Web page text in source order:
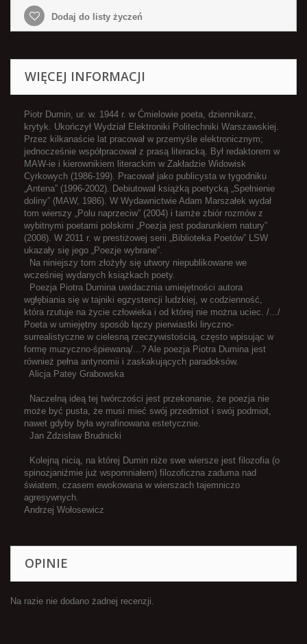
Dodaj do listy życzeń
WIĘCEJ INFORMACJI
Piotr Dumin, ur. w. 1944 r. w Ćmielowie poeta, dziennikarz,
krytyk. Ukończył Wydział Elektroniki Politechniki Warszawskiej.
Przez kilkanaście lat pracował w przemyśle elektronicznym;
jednocześnie współpracował z prasą literacką. Był redaktorem w
MAW-ie i kierownikiem literackim w Zakładzie Widowisk
Cyrkowych (1986-199). Pracował jako publicysta w tygodniku
„Antena” (1996-2002). Debiutował książką poetycką „Spełnienie
doliny” (MAW, 1986). W Wydawnictwie Adam Marszałek wydał
tom wierszy „Polu naprzeciw” (2004) i tamże zbiór rozmów z
wybitnymi poetami polskimi „Poezja jest podarunkiem natury”
(2008). W 2011 r. w prestiżowej serii „Biblioteka Poetów” LSW
ukazały się jego „Poezje wybrane”.
Na niniejszy tom złożyły się utwory niepublikowane we
wcześniej wydanych książkach poety.
Poezja Piotra Dumina uwidacznia umiejętności autora
wgłębiania się w tajniki egzystencji ludzkiej, w codzienność,
która rzutuje na życie człowieka i od której nie można uciec. /.../
Poeta w umiejętny sposób łączy pierwiastki liryczno-
surrealistyczne w cielesną rzeczywistością, często wpisując w
formę muzyczno-śpiewaną/...? Ale poezja Piotra Dumina jest
również pełna antynomii i zaskakujących paradoksów.
Alicja Patey Grabowska
Naczelną ideą tej twórczości jest przekonanie, że poezja nie
może być pusta, że musi mieć swój przedmiot i swój podmiot,
nawet gdyby była wyrafinowana estetycznie.
Jan Zdzisław Brudnicki
Kolejną nicią, na której Dumin niże swe wiersze jest filozofia (o
spinozjaniźmie już wspomniałem) filozoficzna zaduma nad
światem, czasem ewokowana w wierszach tajemniczo
agresywnych.
Andrzej Wołosewicz
OPINIE
Na razie nie dodano żadnej recenzji.